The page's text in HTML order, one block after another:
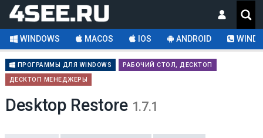
WINDOWS MACOS IOS ANDROID
ПРОГРАММЫ ДЛЯ WINDOWS
РАБОЧИЙ СТОЛ, ДЕСКТОП
ДЕСКТОП МЕНЕДЖЕРЫ
Desktop Restore 1.7.1